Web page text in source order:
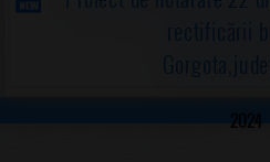
rectificării
2024